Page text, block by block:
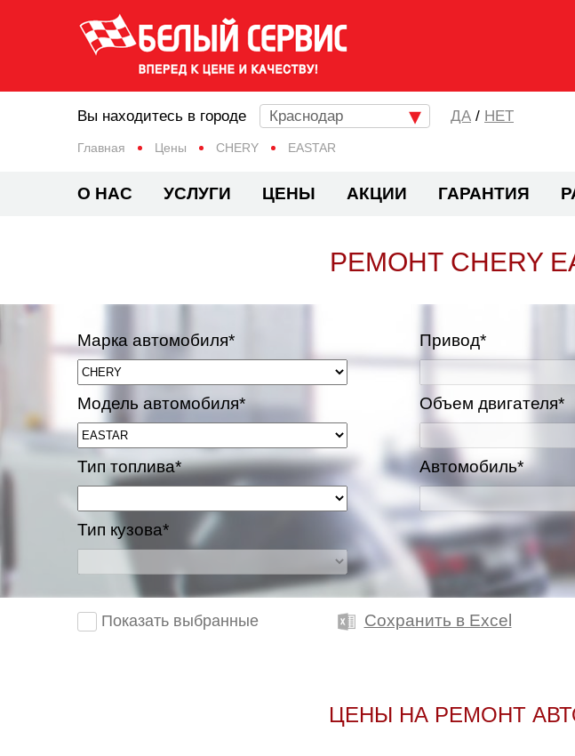
Главная Цены CHERY EASTAR
Вы находитесь в городе Краснодар / НЕТ
О НАС УСЛУГИ ЦЕНЫ АКЦИИ ГАРАНТИЯ
РЕМОНТ CHERY
Марка автомобиля*
Модель автомобиля*
Тип топлива*
Тип кузова*
Привод*
Объем двигателя*
Автомобиль*
Показать выбранные Сохранить в Excel
ЦЕНЫ НА РЕМОНТ